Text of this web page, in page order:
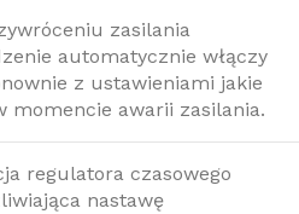
zasilania
automatycznie włączy
z ustawieniami jakie
momencie awarii zasilania.
regulatora czasowego
nastawę